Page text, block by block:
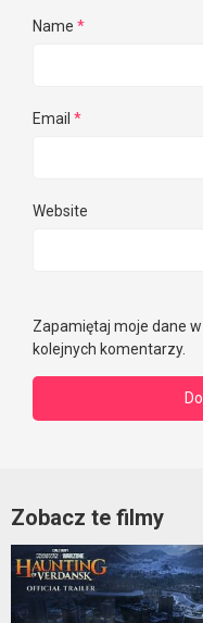
Name *
Email *
Website
Zapamiętaj moje dane
kolejnych komentarzy.
Zobacz te filmy